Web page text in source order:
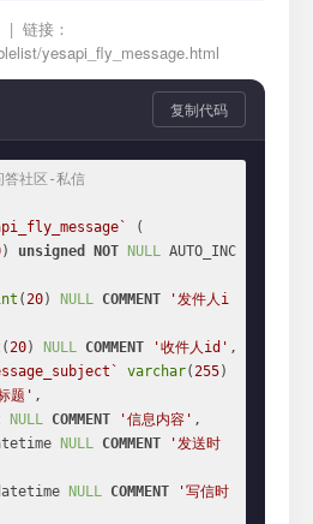
| 链接：
yesapi_fly_message.html
复制代码
社区-私信
(
) unsigned NOT NULL AUTO_INC
(20) NULL COMMENT
'发件人i
(20) NULL COMMENT '收件人id' ,
varchar(255
题' ,
NULL COMMENT '信息内容' ,
NULL COMMENT
'发送时
NULL COMMENT
'写信时